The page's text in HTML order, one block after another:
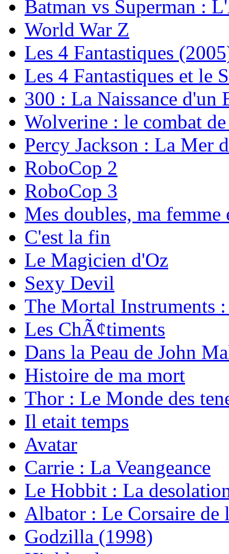
Batman vs Superman :
World War Z
Les 4 Fantastiques
Les 4 Fantastiques et le
300 : La Naissance d'un
Wolverine : le combat
Percy Jackson : La Mer
RoboCop 2
RoboCop 3
Mes doubles, ma femme
C'est la fin
Le Magicien d'Oz
Sexy Devil
The Mortal Instruments :
Les ChÃ¢timents
Dans la Peau de John
Histoire de ma mort
Thor : Le Monde des
Il etait temps
Avatar
Carrie : La Veangeance
Le Hobbit : La
Albator : Le Corsaire de
Godzilla (1998)